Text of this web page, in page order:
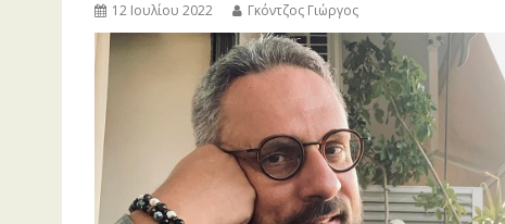
12 Ιουλίου 2022 Γκόντζος Γιώργος